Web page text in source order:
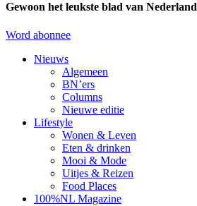
Gewoon het leukste blad van Nederland
Word abonnee
Nieuws
Algemeen
BN’ers
Columns
Nieuwe editie
Lifestyle
Wonen & Leven
Eten & drinken
Mooi & Mode
Uitjes & Reizen
Food Places
100%NL Magazine